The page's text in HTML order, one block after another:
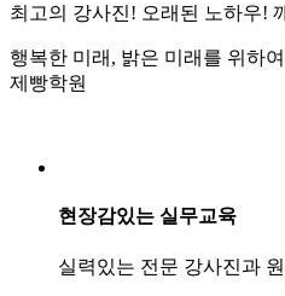
최고의 강사진! 오래된 노하우!
행복한 미래, 밝은 미래를 위하
제빵학원
현장감있는 실무교육
실력있는 전문 강사진과